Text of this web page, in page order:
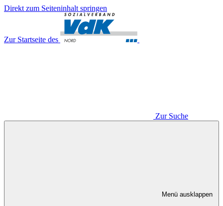
Direkt zum Seiteninhalt springen
Zur Startseite des
Zur Suche
Menü ausklappen